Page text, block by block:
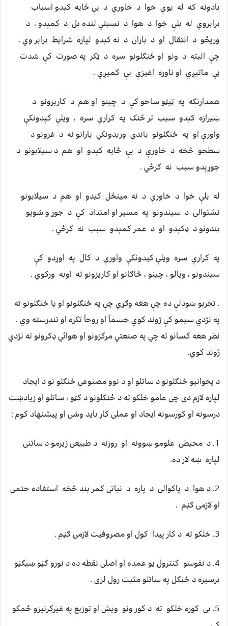
بادونه که له يوې خوا د خاورې د بې ځايه کېدو اسباب
برابروي له بلې خوا د هوا د نسبتي لنده بل د کمېدو ، د
وريځو د انتقال او د باران د نه کېدو لپاره شرايط برابر وي .
چې البته د ونو او ځنګلونو سره د ټکر په صورت کې شدت
يي ماتيږي او ناوړه اغيزې یې کميږي .
همدارنګه په ټيټو ساحو کې د چينو او هم د کاريزونو د
ښيرازه کېدو سبب تر څنګ په کرارې سره ، ويلې کېدونکې
واورې او په ځنګلونو باندې وريدونکي بارانو نه د غرونو د
سطحو څخه د خاورې د بې ځايه کېدو او هم د سيلابونو د
جوړېدو سبب نه ګرځي .
له بلې خوا د خاورې د نه مينځل کيدو او هم د سيلابونو
نشتوالی د سيندونو په مسير او امتداد کې د جوړ و شویو
بندونو د ډکېدو او د عمر کمېدو سبب نه ګرځي .
په کرارې سره ويلې کيدونکې واورې د کال په اوږدو کې
سيندونو ، ويالو ، چينو ، څاګانو او کاريزونو ته اوبه ورکوي .
. تجربو ښودلې ده چې هغه وګړي چې په ځنګلونو او يا ځنګلونو ته
په نژدي سيمو کې ژوند کوي جسماً او روحاً تکړه او تندرسته وي .
نظر هغه کسانو ته چي په صنعتي مرکزونو او هوائي ډګرونو ته نژدي
ژوند کوي.
د پخوانیو ځنګلونو د ساتلو او د نوو مصنوعی ځنګلو نو د ایجاد
لپاره لازم دی چی عامو خلکو ته د ځنګلونو د ګټو ، ساتلو او زیادښت
درسونه او کورسونه ایجاد او عملی کار باید وشی او پیشنهاد کوم :
‏1.‏ د محیطی علومو ښوونه او روزنه د طبیعی زیرمو د ساتنی
لپاره ښه لار ده.‏
‏‏2.‏ د هوا د پاکوالی د پاره د نباتی کمر بند څخه استفاده حتمی
او لازمی ګڼم .‏
‏4.‏ د نفوسو کنترول یو عمده او اصلی نقطه ده د نورو ګڼو ښیګڼو
برسیره د ځنګل په ساتلو مثبت رول لری .‏
‏5‏. بی کوره خلکو ته د کور ونو ویش او توزیع په غیرکرنیزو ځمکو